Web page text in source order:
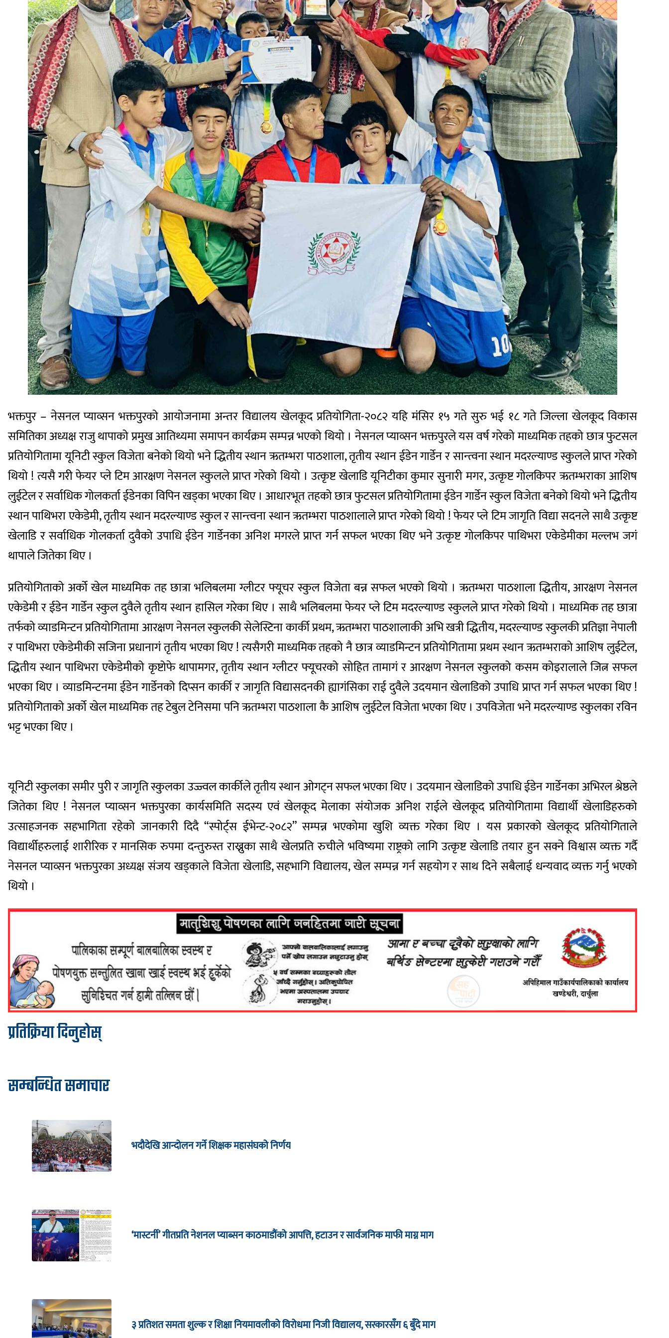
भक्तपुर – नेसनल प्याव्सन भक्तपुरको आयोजनामा अन्तर विद्यालय खेलकूद प्रतियोगिता-२०८२ यहि मंसिर १५ गते सुरु भई १८ गते जिल्ला खेलकूद विकास
समितिका अध्यक्ष राजु थापाको प्रमुख आतिथ्यमा समापन कार्यक्रम सम्पन्न भएको थियो । नेसनल प्याव्सन भक्तपुरले यस वर्ष गरेको माध्यमिक तहको छात्र फुटसल
प्रतियोगितामा यूनिटी स्कुल विजेता बनेको थियो भने द्धितीय स्थान ऋतम्भरा पाठशाला, तृतीय स्थान ईडेन गार्डेन र सान्त्वना स्थान मदरल्याण्ड स्कुलले प्राप्त गरेको
थियो ! त्यसै गरी फेयर प्ले टिम आरक्षण नेसनल स्कुलले प्राप्त गरेको थियो । उत्कृष्ट खेलाडि यूनिटीका कुमार सुनारी मगर, उत्कृष्ट गोलकिपर ऋतम्भराका आशिष
लुईटेल र सर्वाधिक गोलकर्ता ईडेनका विपिन खड्का भएका थिए । आधारभूत तहको छात्र फुटसल प्रतियोगितामा ईडेन गार्डेन स्कुल विजेता बनेको थियो भने द्धितीय
स्थान पाथिभरा एकेडेमी, तृतीय स्थान मदरल्याण्ड स्कुल र सान्त्वना स्थान ऋतम्भरा पाठशालाले प्राप्त गरेको थियो ! फेयर प्ले टिम जागृति विद्या सदनले साथै उत्कृष्ट
खेलाडि र सर्वाधिक गोलकर्ता दुवैको उपाधि ईडेन गार्डेनका अनिश मगरले प्राप्त गर्न सफल भएका थिए भने उत्कृष्ट गोलकिपर पाथिभरा एकेडेमीका मल्लभ जगं
थापाले जितेका थिए ।
प्रतियोगिताको अर्को खेल माध्यमिक तह छात्रा भलिबलमा ग्लीटर फ्यूचर स्कुल विजेता बन्न सफल भएको थियो । ऋतम्भरा पाठशाला द्धितीय, आरक्षण नेसनल
एकेडेमी र ईडेन गार्डेन स्कुल दुवैले तृतीय स्थान हासिल गरेका थिए । साथै भलिबलमा फेयर प्ले टिम मदरल्याण्ड स्कुलले प्राप्त गरेको थियो । माध्यमिक तह छात्रा
तर्फको व्याडमिन्टन प्रतियोगितामा आरक्षण नेसनल स्कुलकी सेलेस्टिना कार्की प्रथम, ऋतम्भरा पाठशालाकी अभि खत्री द्धितीय, मदरल्याण्ड स्कुलकी प्रतिज्ञा नेपाली
र पाथिभरा एकेडेमीकी सजिना प्रधानागं तृतीय भएका थिए ! त्यसैगरी माध्यमिक तहको नै छात्र व्याडमिन्टन प्रतियोगितामा प्रथम स्थान ऋतम्भराको आशिष लुईटेल,
द्धितीय स्थान पाथिभरा एकेडेमीको कृष्टोफे थापामगर, तृतीय स्थान ग्लीटर फ्यूचरको सोहित तामागं र आरक्षण नेसनल स्कुलको कसम कोइरालाले जित्न सफल
भएका थिए । व्याडमिन्टनमा ईडेन गार्डेनको दिप्सन कार्की र जागृति विद्यासदनकी ह्यागंसिका राई दुवैले उदयमान खेलाडिको उपाधि प्राप्त गर्न सफल भएका थिए !
प्रतियोगिताको अर्को खेल माध्यमिक तह टेबुल टेनिसमा पनि ऋतम्भरा पाठशाला कै आशिष लुईटेल विजेता भएका थिए । उपविजेता भने मदरल्याण्ड स्कुलका रविन
भट्ट भएका थिए ।
यूनिटी स्कुलका समीर पुरी र जागृति स्कुलका उज्ज्वल कार्कीले तृतीय स्थान ओगट्न सफल भएका थिए । उदयमान खेलाडिको उपाधि ईडेन गार्डेनका अभिरल श्रेष्ठले
जितेका थिए ! नेसनल प्याव्सन भक्तपुरका कार्यसमिति सदस्य एवं खेलकूद मेलाका संयोजक अनिश राईले खेलकूद प्रतियोगितामा विद्यार्थी खेलाडिहरुको
उत्साहजनक सहभागिता रहेको जानकारी दिदै “स्पोर्ट्स ईभेन्ट-२०८२” सम्पन्न भएकोमा खुशि व्यक्त गरेका थिए । यस प्रकारको खेलकूद प्रतियोगिताले
विद्यार्थीहरुलाई शारीरिक र मानसिक रुपमा दन्तुरुस्त राख्नुका साथै खेलप्रति रुचीले भविष्यमा राष्ट्रको लागि उत्कृष्ट खेलाडि तयार हुन सक्ने विश्वास व्यक्त गर्दै
नेसनल प्याव्सन भक्तपुरका अध्यक्ष संजय खड्काले विजेता खेलाडि, सहभागि विद्यालय, खेल सम्पन्न गर्न सहयोग र साथ दिने सबैलाई धन्यवाद व्यक्त गर्नु भएको
थियो ।
प्रतिक्रिया दिनुहोस्
सम्बन्धित समाचार
भदौदेखि आन्दोलन गर्ने शिक्षक महासंघको निर्णय
‘मास्टर्नी’ गीतप्रति नेशनल प्याब्सन काठमाडौंको आपत्ति, हटाउन र सार्वजनिक माफी माग्न माग
३ प्रतिशत समता शुल्क र शिक्षा नियमावलीको विरोधमा निजी विद्यालय, सरकारसँग ६ बुँदे माग